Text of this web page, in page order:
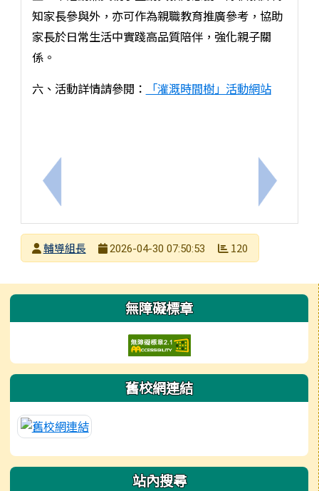
上一筆：研習活動
知家長參與外，亦可作為親職教育推廣參考，協助
家長於日常生活中實踐高品質陪伴，強化親子關
係。
六、活動詳情請參閱：
「灌溉時間樹」活動網站
下一筆：
發布者
輔導組長
2026-04-30 07:50:53 120
左邊區域內容 無障礙標章
舊校網連結
站內搜尋